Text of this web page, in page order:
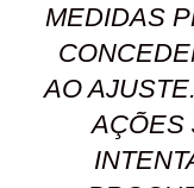
MEDIDAS
AO
AÇÕES